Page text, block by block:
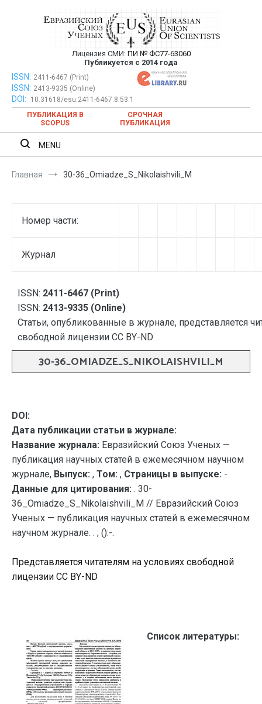
Евразийский Союз Ученых —
публикация научных статей в
ежемесячном научном журнале
Лицензия СМИ: ПИ № ФС77-63060
Публикуется с 2014 года
Евразийский Союз Ученых — публикация научных статей в
ежемесячном научном журнале
ISSN: 2411-6467 (Print)
ISSN: 2413-9335 (Online)
DOI:
10.31618/esu.2411-6467.8.53.1
ПУБЛИКАЦИЯ В
SCOPUS
СРОЧНАЯ
ПУБЛИКАЦИЯ
MENU
Главная 30-36_Omiadze_S_Nikolaishvili_M
Номер части:
Журнал
ISSN: 2411-6467 (Print)
ISSN: 2413-9335 (Online)
Статьи, опубликованные в журнале, представляется
свободной лицензии CC BY-ND
30-36_OMIADZE_S_NIKOLAISHVILI_M
DOI:
Дата публикации статьи в журнале:
Название журнала: Евразийский Союз Ученых —
публикация научных статей в ежемесячном научном
журнале, Выпуск: , Том: , Страницы в выпуске: -
Данные для цитирования: . 30-
36_Omiadze_S_Nikolaishvili_M // Евразийский Союз
Ученых — публикация научных статей в ежемесячном
научном журнале. . ; ():-.
Представляется читателям на условиях свободной
лицензии CC BY-ND
Список литературы: